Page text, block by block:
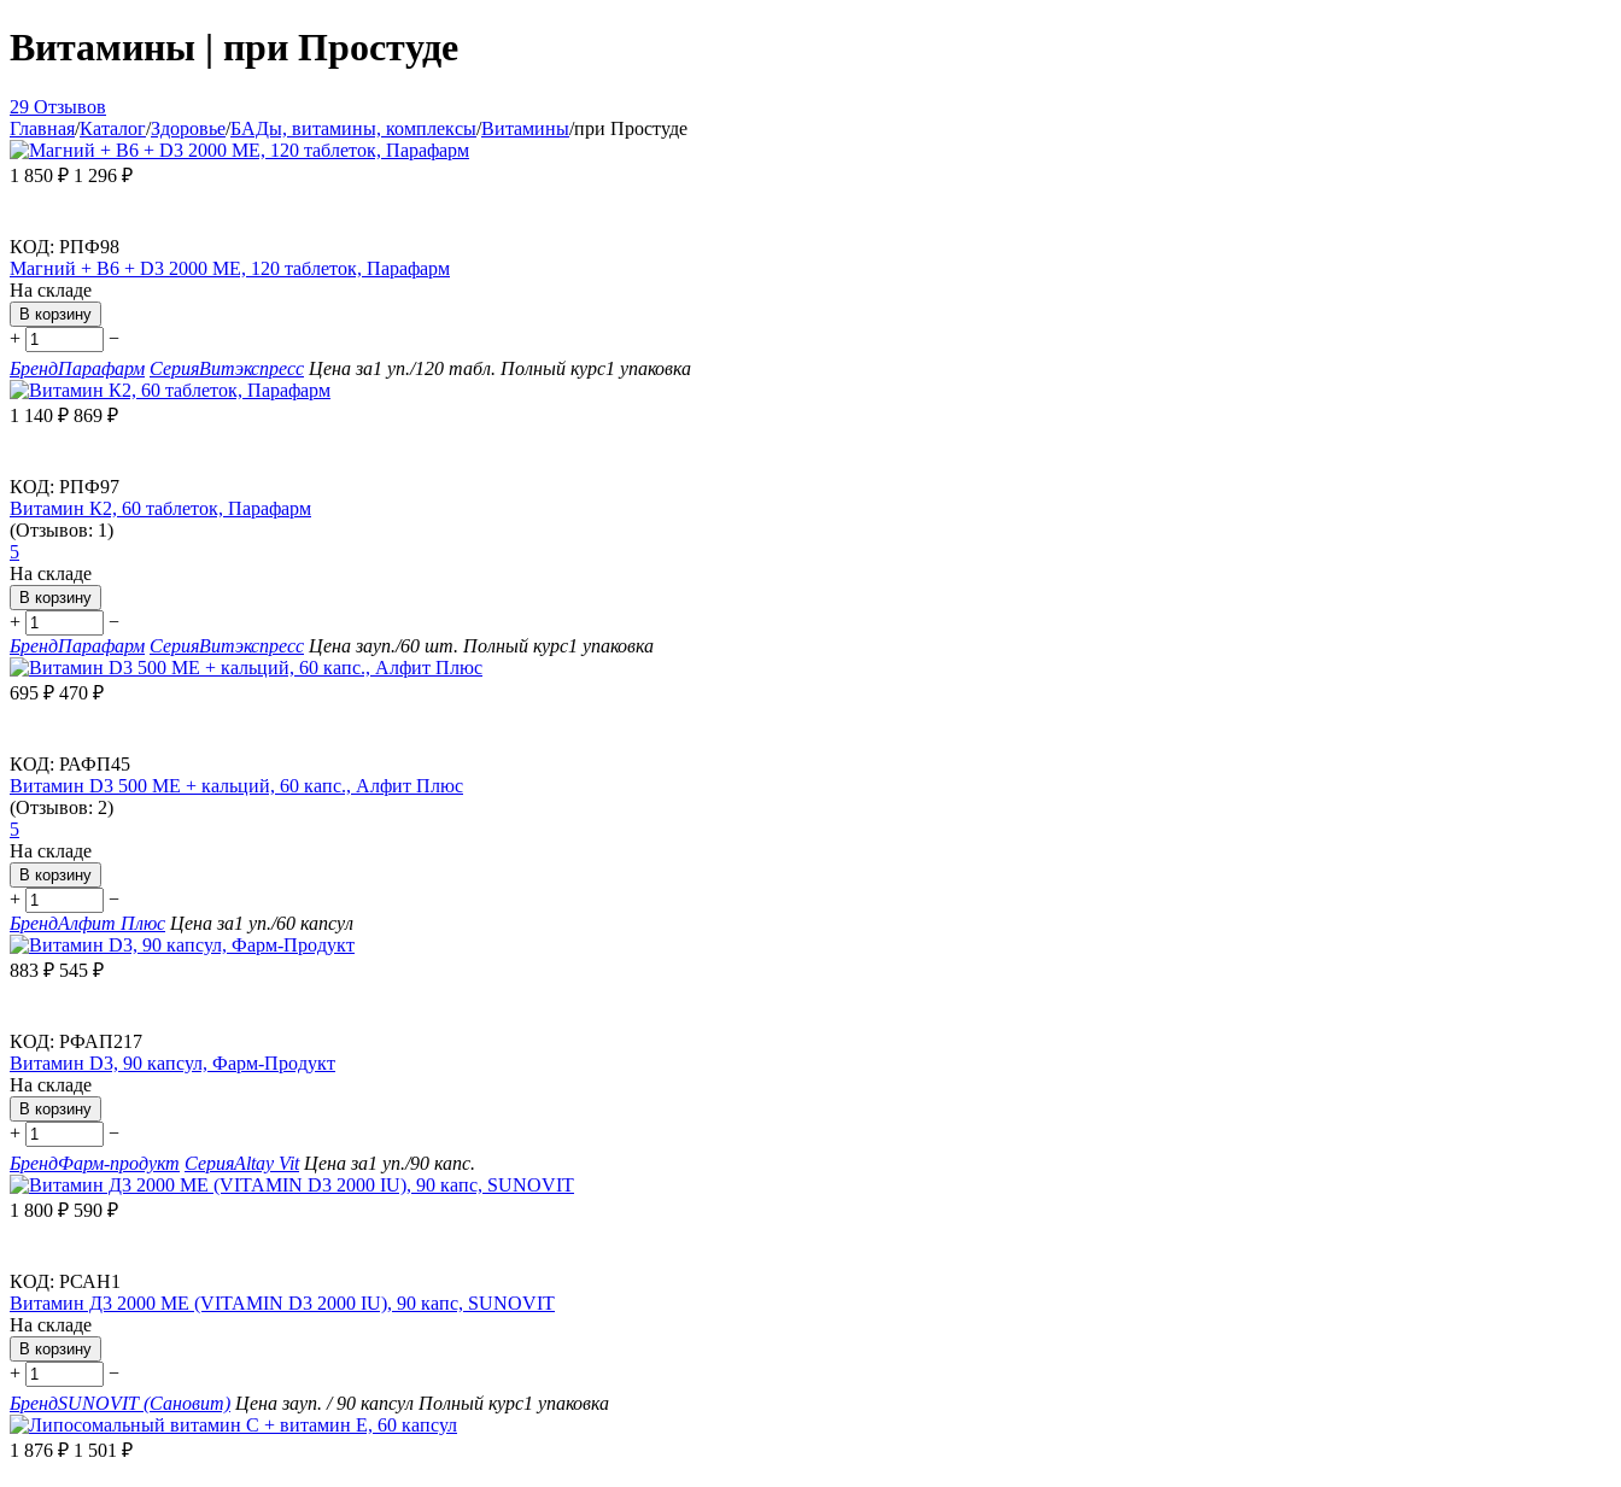
Витамины | при Простуде
29 Отзывов
Главная/Каталог/Здоровье/БАДы, витамины, комплексы/Витамины/при Простуде
1 850 ₽ 1 296 ₽
КОД: РПФ98
Магний + B6 + D3 2000 ME, 120 таблеток, Парафарм
На складе
В корзину
+
−
БрендПарафарм СерияВитэкспресс Цена за1 уп./120 табл. Полный курс1 упаковка
1 140 ₽ 869 ₽
КОД: РПФ97
Витамин К2, 60 таблеток, Парафарм
(Отзывов: 1)
5
На складе
В корзину
+
−
БрендПарафарм СерияВитэкспресс Цена зауп./60 шт. Полный курс1 упаковка
695 ₽ 470 ₽
КОД: РАФП45
Витамин D3 500 МЕ + кальций, 60 капс., Алфит Плюс
(Отзывов: 2)
5
На складе
В корзину
+
−
БрендАлфит Плюс Цена за1 уп./60 капсул
883 ₽ 545 ₽
КОД: РФАП217
Витамин D3, 90 капсул, Фарм-Продукт
На складе
В корзину
+
−
БрендФарм-продукт СерияAltay Vit Цена за1 уп./90 капс.
1 800 ₽ 590 ₽
КОД: РСАН1
Витамин Д3 2000 ME (VITAMIN D3 2000 IU), 90 капс, SUNOVIT
На складе
В корзину
+
−
БрендSUNOVIT (Сановит) Цена зауп. / 90 капсул Полный курс1 упаковка
1 876 ₽ 1 501 ₽